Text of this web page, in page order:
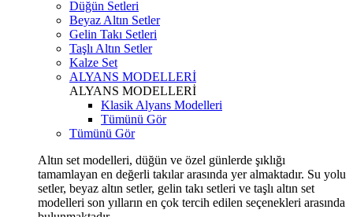
Düğün Setleri
Beyaz Altın Setler
Gelin Takı Setleri
Taşlı Altın Setler
Kalze Set
ALYANS MODELLERİ
ALYANS MODELLERİ
Klasik Alyans Modelleri
Tümünü Gör
Tümünü Gör
Altın set modelleri, düğün ve özel günlerde şıklığı
tamamlayan en değerli takılar arasında yer almaktadır. Su yolu
setler, beyaz altın setler, gelin takı setleri ve taşlı altın set
modelleri son yılların en çok tercih edilen seçenekleri arasında